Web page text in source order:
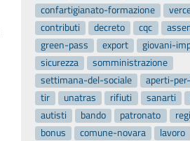
confartigianato-formazione
contributi
decreto cqc
green-pass
export
giovani-
sicurezza
somministrazione
settimana-del-sociale
aperti-
tir
unatras rifiuti sanarti
autisti
bando patronato
bonus
comune-novara lavoro